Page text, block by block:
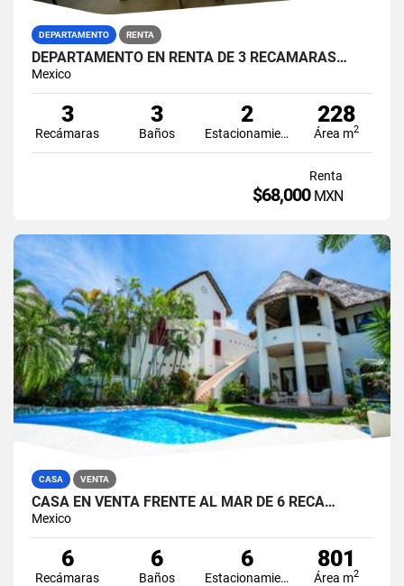
DEPARTAMENTO RENTA
DEPARTAMENTO EN RENTA DE 3 RECAMARAS…
Mexico
3
Recámaras
3
Baños
2
Estacionamiento
228
Área m2
Renta
$68,000 MXN
CASA VENTA
CASA EN VENTA FRENTE AL MAR DE 6 RECÁ…
Mexico
6
Recámaras
6
Baños
6
Estacionamiento
801
Área m2